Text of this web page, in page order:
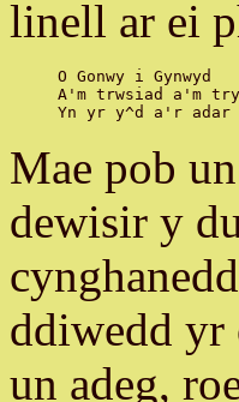
linell ar ei
O Gonwy i Gynwyd
A'm trwsiad a'm
Mae pob
dewisir y
ddiwedd
un adeg,